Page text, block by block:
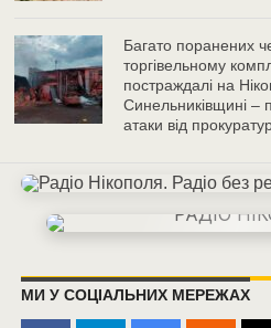
Багато поранених
торгівельному
постраждалі на
Синельниківщині –
атаки від
МИ У СОЦІАЛЬНИХ МЕРЕЖАХ